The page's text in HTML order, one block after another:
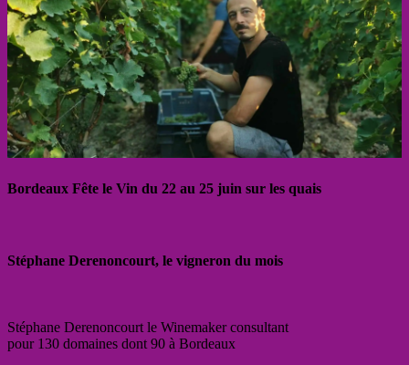
Bordeaux Fête le Vin du 22 au 25 juin sur les quais
Stéphane Derenoncourt, le vigneron du mois
Stéphane Derenoncourt le Winemaker consultant
pour 130 domaines dont 90 à Bordeaux